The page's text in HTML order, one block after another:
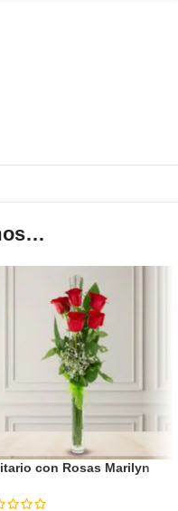
con Rosas Marilyn